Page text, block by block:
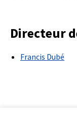
Directeur
Francis Dubé